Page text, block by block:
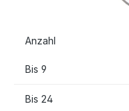
Anzahl
Bis 9
Bis 24